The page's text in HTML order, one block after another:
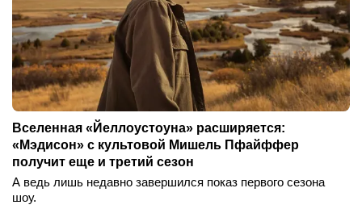
Вселенная «Йеллоустоуна» расширяется:
«Мэдисон» с культовой Мишель Пфайффер
получит еще и третий сезон
А ведь лишь недавно завершился показ первого сезона
шоу.